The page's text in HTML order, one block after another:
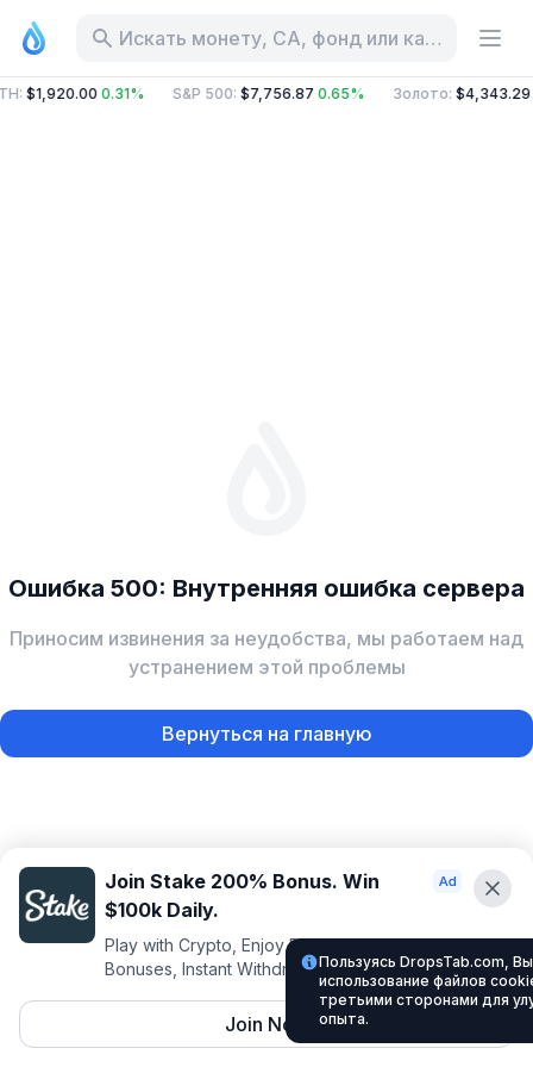
Искать монету, CA, фонд или категорию
: $1,920.00 0.31% S&P 500: $7,756.87 0.65% Золото: $4,343.29
Ошибка 500: Внутренняя ошибка сервера
Приносим извинения за неудобства, мы работаем над
устранением этой проблемы
Вернуться на главную
Join Stake 200% Bonus. Win
$100k Daily.
Play with Crypto, Enjoy Best VIP Club, Daily
Bonuses, Instant Withdrawals.
Join Now
Пользуясь DropsTab.com,
использование файлов
третьими сторонами для
опыта.